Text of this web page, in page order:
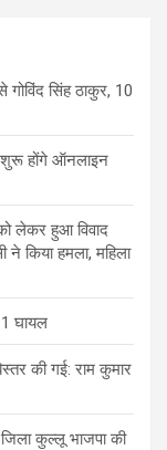
सिंह ठाकुर, 10
शुरू होंगे ऑनलाइन
लेकर हुआ विवाद
ने किया हमला, महिला
घायल
की गई: राम कुमार
कुल्लू भाजपा की